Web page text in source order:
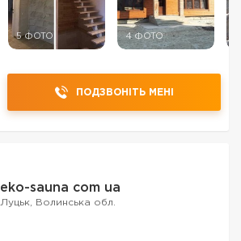
5 ФОТО 4 ФОТО
ПОДЗВОНІТЬ МЕНІ
eko-sauna com ua
Луцьк, Волинська обл.